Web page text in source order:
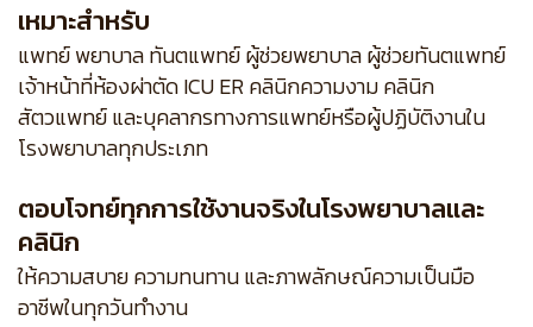
เหมาะสำหรับ
แพทย์ พยาบาล ทันตแพทย์ ผู้ช่วยพยาบาล ผู้ช่วยทันตแพทย์
เจ้าหน้าที่ห้องผ่าตัด ICU ER คลินิกความงาม คลินิก
สัตวแพทย์ และบุคลากรทางการแพทย์หรือผู้ปฏิบัติงานใน
โรงพยาบาลทุกประเภท
ตอบโจทย์ทุกการใช้งานจริงในโรงพยาบาลและ
คลินิก
ให้ความสบาย ความทนทาน และภาพลักษณ์ความเป็นมือ
อาชีพในทุกวันทำงาน